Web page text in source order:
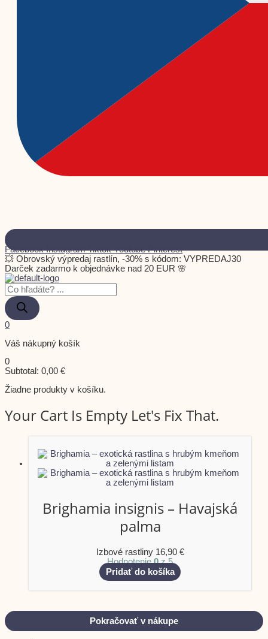
Facebook Instagram Tiktok Youtube Pinterest
💥 Obrovský výpredaj rastlín, -30% s kódom: VYPREDAJ30
Darček zadarmo k objednávke nad 20 EUR 🌸
0
Váš nákupný košík
0
Subtotal: 0,00 €
Žiadne produkty v košíku.
Your Cart Is Empty Let's Fix That.
Brighamia insignis – Havajská
palma
Izbové rastliny 16,90 €
Hodnotenie0z 5
Pridať do košíka
Pokračovať v nákupe